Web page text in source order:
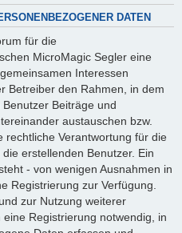
h
e
DATEN
für die
MicroMagic Segler eine
Interessen
Betreiber den Rahmen, in dem
Beiträge und
austauschen bzw.
rechtliche Verantwortung für die
erstellenden Benutzer. Ein
- von wenigen Ausnahmen in
Registrierung zur Verfügung.
zur Nutzung weiterer
Registrierung notwendig, in